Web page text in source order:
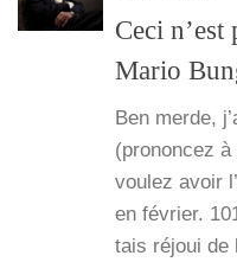
Ceci n’est
Mario
Ben merde,
(pro­non­cez à
vou­lez avoir
en février.
tais réjoui de